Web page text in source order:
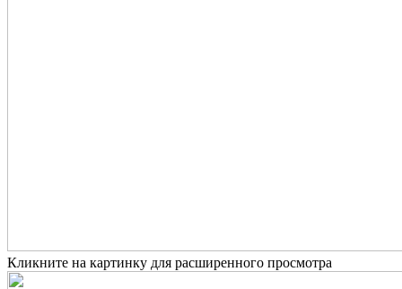
Кликните на картинку для расширенного просмотра